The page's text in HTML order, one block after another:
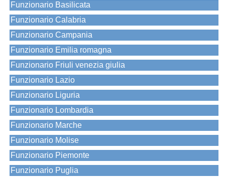
Funzionario Basilicata
Funzionario Calabria
Funzionario Campania
Funzionario Emilia romagna
Funzionario Friuli venezia giulia
Funzionario Lazio
Funzionario Liguria
Funzionario Lombardia
Funzionario Marche
Funzionario Molise
Funzionario Piemonte
Funzionario Puglia